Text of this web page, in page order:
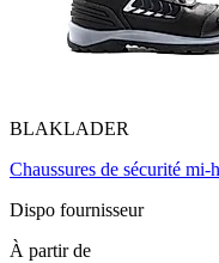
BLAKLADER
Chaussures de sécurité
Dispo fournisseur
À partir de